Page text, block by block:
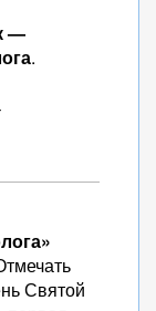
—
.
Святой